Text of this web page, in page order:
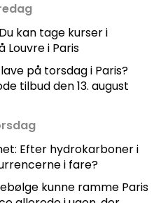
kan tage kurser i
Louvre i Paris
på torsdag i Paris?
tilbud den 13. august
Efter hydrokarboner i
i fare?
kunne ramme Paris